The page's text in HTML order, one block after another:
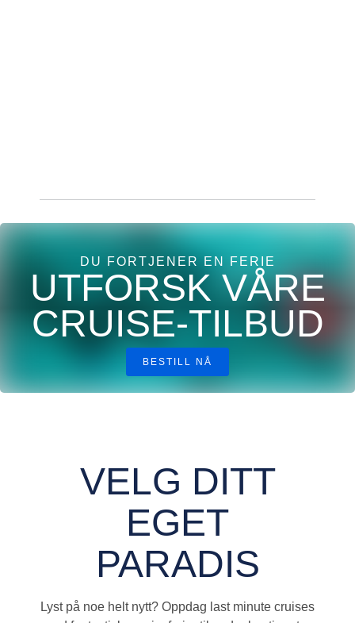
DU FORTJENER EN FERIE​
UTFORSK VÅRE
CRUISE-TILBUD
BESTILL NÅ
VELG DITT
EGET
PARADIS
Lyst på noe helt nytt? Oppdag last minute cruises